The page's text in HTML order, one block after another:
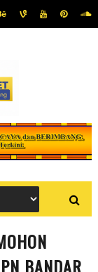
BANDAR